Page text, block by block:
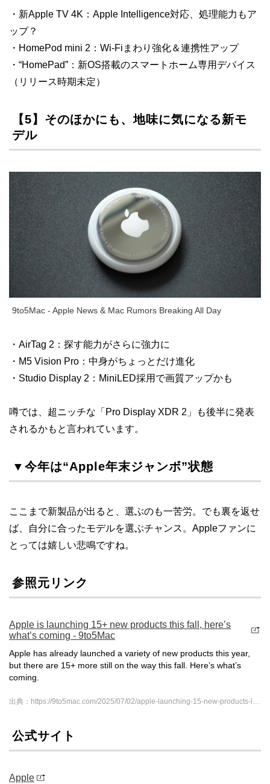
・新Apple TV 4K：Apple Intelligence対応、処理能力もア
ップ？
・HomePod mini 2：Wi-Fiまわり強化＆連携性アップ
・“HomePad”：新OS搭載のスマートホーム専用デバイス
（リリース時期未定）
【5】そのほかにも、地味に気になる新モ
デル
9to5Mac - Apple News & Mac Rumors Breaking All Day
・AirTag 2：探す能力がさらに強力に
・M5 Vision Pro：中身がちょっとだけ進化
・Studio Display 2：MiniLED採用で画質アップかも
噂では、超ニッチな「Pro Display XDR 2」も後半に発表
されるかもと言われています。
▼今年は“Apple年末ジャンボ”状態
ここまで新製品が出ると、選ぶのも一苦労。でも裏を返せ
ば、自分に合ったモデルを選ぶチャンス。Appleファンに
とっては嬉しい悲鳴ですね。
参照元リンク
Apple is launching 15+ new products this fall, here’s
what’s coming - 9to5Mac
Apple has already launched a variety of new products this year,
but there are 15+ more still on the way this fall. Here’s what’s
coming.
出典：https://9to5mac.com/2025/07/02/apple-launching-15-new-products-later-this-year/
公式サイト
Apple